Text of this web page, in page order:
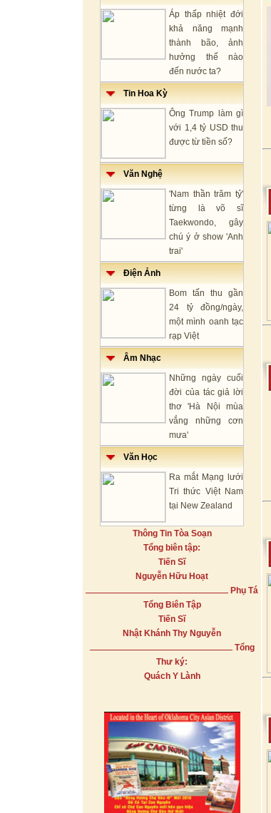
Áp thấp nhiệt đới
khả năng mạnh
thành bão, ảnh
hưởng thế nào
đến nước ta?
Tin Hoa Kỳ
Ông Trump làm gì
với 1,4 tỷ USD thu
được từ tiền số?
Văn Nghệ
'Nam thần trăm tỷ'
từng là võ sĩ
Taekwondo, gây
chú ý ở show 'Anh
trai'
Điện Ảnh
Bom tấn thu gần
24 tỷ đồng/ngày,
một mình oanh tạc
rạp Việt
Âm Nhạc
Những ngày cuối
đời của tác giả lời
thơ 'Hà Nội mùa
vắng những cơn
mưa'
Văn Học
Ra mắt Mạng lưới
Tri thức Việt Nam
tại New Zealand
Thông Tin Tòa Soạn
Tổng biên tập:
Tiến Sĩ
Nguyễn Hữu Hoạt
Phụ Tá
Tổng Biên Tập
Tiến Sĩ
Nhật Khánh Thy Nguyễn
Tổng
Thư ký:
Quách Y Lành